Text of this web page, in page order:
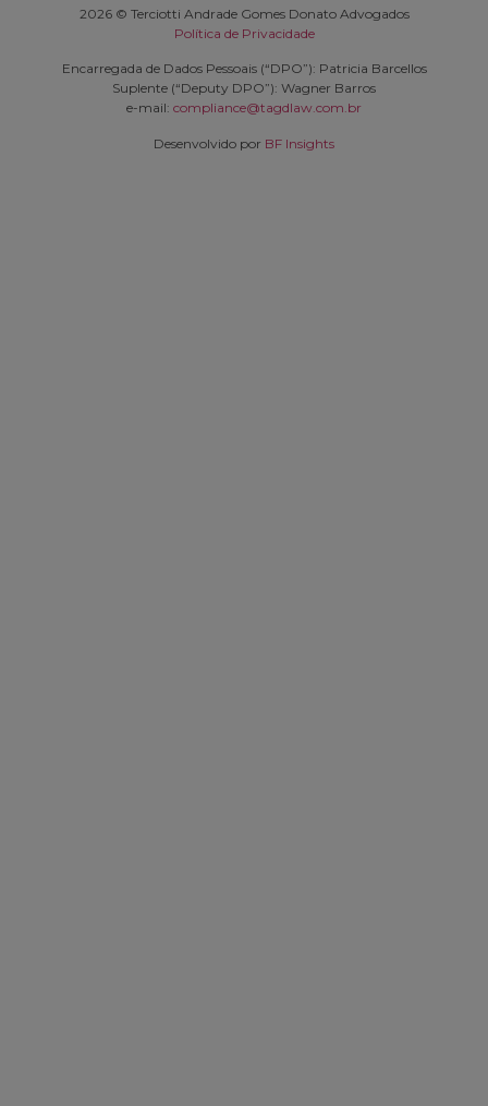
2026 © Terciotti Andrade Gomes Donato Advogados
Política de Privacidade
Encarregada de Dados Pessoais (“DPO”): Patricia Barcellos
Suplente (“Deputy DPO”): Wagner Barros
e-mail: compliance@tagdlaw.com.br
Desenvolvido por BF Insights